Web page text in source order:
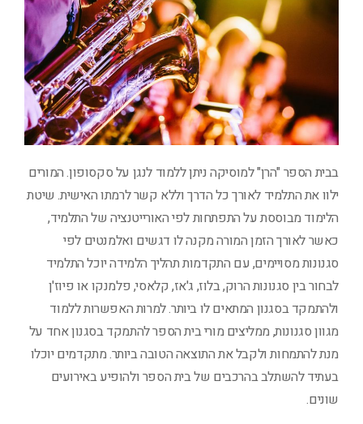
בבית הספר "הרן" למוסיקה ניתן ללמוד לנגן על סקסופון. המורים
ילוו את התלמיד לאורך כל הדרך וללא קשר לרמתו האישית. שיטת
הלימוד מבוססת על התפתחות לפי האורייטנציה של התלמיד,
כאשר לאורך הזמן המורה מקנה לו דגשים ואלמנטים לפי
סגנונות מסויימים, עם התקדמות תהליך הלמידה יוכל התלמיד
לבחור בין סגנונות הרוק, בלוז, ג'אז, קלאסי, פלמנקו או פיוז'ן
ולהתמקד בסגנון המתאים לו ביותר. למרות האפשרות ללמוד
מגוון סגנונות, ממליצים מורי בית הספר להתמקד בסגנון אחד על
מנת להתמחות ולקבל את התוצאה הטובה ביותר. מתקדמים יוכלו
בעתיד להשתלב בהרכבים של בית הספר ולהופיע באירועים
שונים.